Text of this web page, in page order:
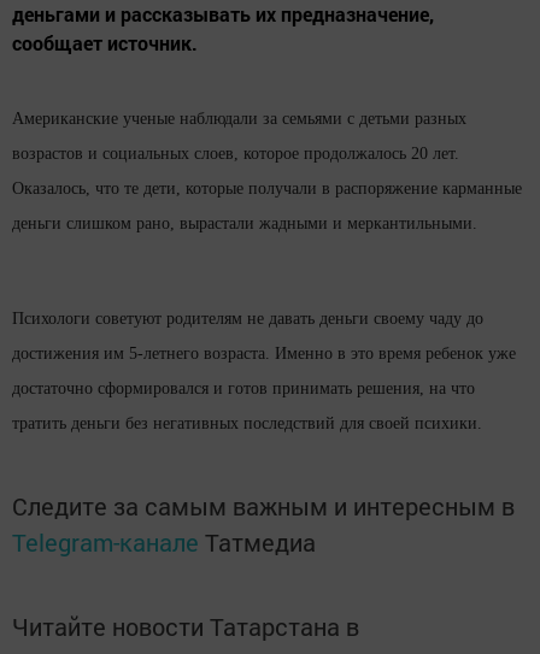
деньгами и рассказывать их предназначение,
сообщает источник.
Американские ученые наблюдали за семьями с детьми разных
возрастов и социальных слоев, которое продолжалось 20 лет.
Оказалось, что те дети, которые получали в распоряжение карманные
деньги слишком рано, вырастали жадными и меркантильными.
Психологи советуют родителям не давать деньги своему чаду до
достижения им 5-летнего возраста. Именно в это время ребенок уже
достаточно сформировался и готов принимать решения, на что
тратить деньги без негативных последствий для своей психики.
Следите за самым важным и интересным в
Telegram-канале Татмедиа
Читайте новости Татарстана в